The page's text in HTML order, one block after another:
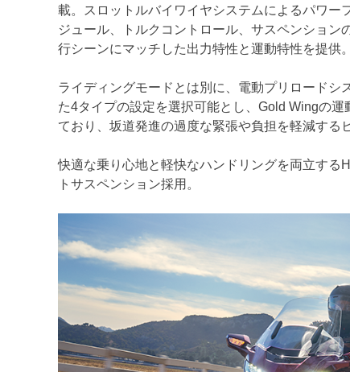
載。スロットルバイワイヤシステムによるパワ
ジュール、トルクコントロール、サスペンショ
行シーンにマッチした出力特性と運動特性を提供。
ライディングモードとは別に、電動プリロード
た4タイプの設定を選択可能とし、Gold Wingの
ており、坂道発進の過度な緊張や負担を軽減する
快適な乗り心地と軽快なハンドリングを両立す
トサスペンション採用。